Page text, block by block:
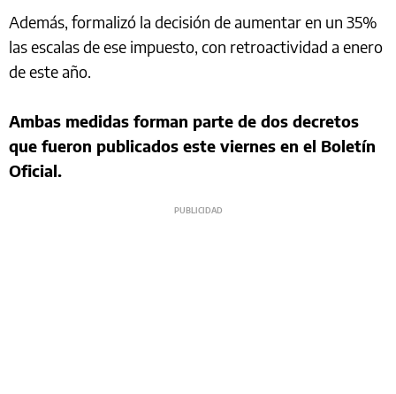
Además, formalizó la decisión de aumentar en un 35%
las escalas de ese impuesto, con retroactividad a enero
de este año.
Ambas medidas forman parte de dos decretos
que fueron publicados este viernes en el Boletín
Oficial.